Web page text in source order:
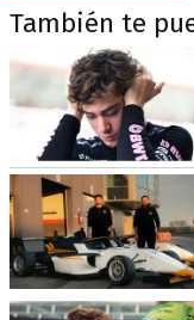
También te